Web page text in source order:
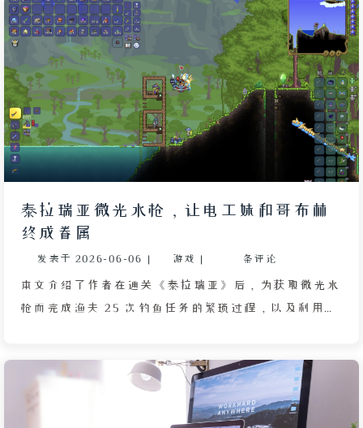
斗志，历经重建神圣地形、在白昼暴怒模式下击败光之
女皇后终于获得这把幻影之剑。然而，当作者以为召唤
师职业已然圆满时，社区对贝壳电话的讨论使其意识到
真正的毕业是对整个世界探索广度的终极考验。贝壳电
话由手机、魔法海螺、恶魔海螺融合而成，而手机本身
又由 GPS、探鱼器、天气收音机等众多分散组件合成。
作者只差金属探测器、魔法海螺、恶魔海螺和生命体分
析仪，前三者可通过稳定刷取获得，唯独生命体分析仪
周，甚至编写屏幕检测脚本，最终在海洋边偶遇旅商时
购得该组件，将所有材料合成，获得了这件实时显示数
据并允许一键传送至大海与地狱的终极信息枢纽，为这
场漫长而壮丽的毕业之旅画上句号。
泰拉瑞亚微光水枪，让电工妹和哥布林
终成眷属
发表于 2026-06-06 | 游戏 | 条评论
本文介绍了作者在通关《泰拉瑞亚》后，为获取微光水
枪而完成渔夫 25 次钓鱼任务的繁琐过程，以及利用微
改变外观，而微光水枪能以射线形式安全触发嬗变，不
破坏地形。作者由此联想到游戏内电工妹与哥布林工匠
的暧昧关系——两人虽种族不同（人类 VS 哥布林），